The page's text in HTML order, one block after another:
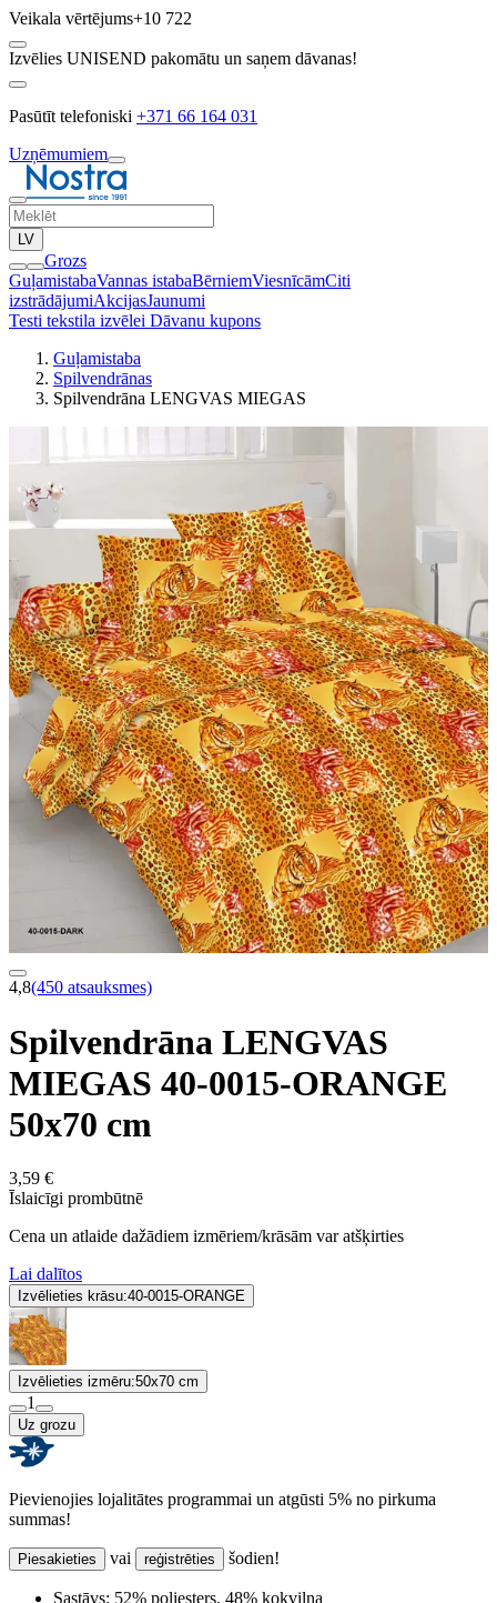
Veikala vērtējums+10 722
Izvēlies UNISEND pakomātu un saņem dāvanas!
Pasūtīt telefoniski +371 66 164 031
Uzņēmumiem
LV
Grozs
GuļamistabaVannas istabaBērniemViesnīcāmCiti
izstrādājumiAkcijasJaunumi
Testi tekstila izvēlei Dāvanu kupons
Guļamistaba
Spilvendrānas
Spilvendrāna LENGVAS MIEGAS
4,8(450 atsauksmes)
Spilvendrāna LENGVAS
MIEGAS 40-0015-ORANGE
50x70 cm
3,59 €
Īslaicīgi prombūtnē
Cena un atlaide dažādiem izmēriem/krāsām var atšķirties
Lai dalītos
Izvēlieties krāsu:40-0015-ORANGE
Izvēlieties izmēru:50x70 cm
1
Uz grozu
Pievienojies lojalitātes programmai un atgūsti 5% no pirkuma
summas!
Piesakieties vai reģistrēties šodien!
Sastāvs: 52% poliesters, 48% kokvilna